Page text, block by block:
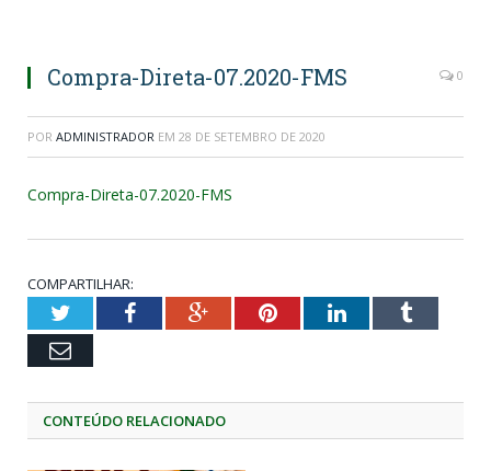
Compra-Direta-07.2020-FMS 0
POR ADMINISTRADOR EM 28 DE SETEMBRO DE 2020
Compra-Direta-07.2020-FMS
COMPARTILHAR:
TwitterFacebookGoogle+PinterestLinkedInTumblr
Email
CONTEÚDO RELACIONADO